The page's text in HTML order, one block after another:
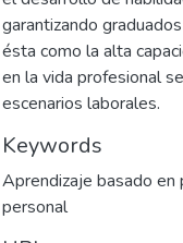
garantizando
ésta como la alta
en la vida profesional
escenarios laborales.
Keywords
Aprendizaje basado en
personal